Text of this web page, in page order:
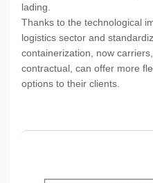
lading.
Thanks to the technological
logistics sector and
containerization, now
contractual, can offer more
options to their clients.